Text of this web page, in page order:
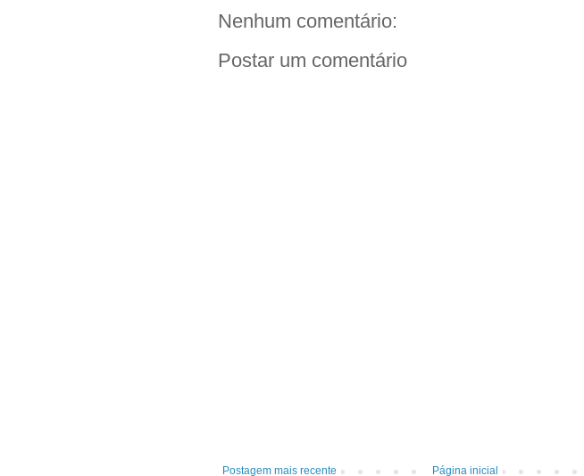
Nenhum comentário:
Postar um comentário
Postagem mais recente
Página inicial